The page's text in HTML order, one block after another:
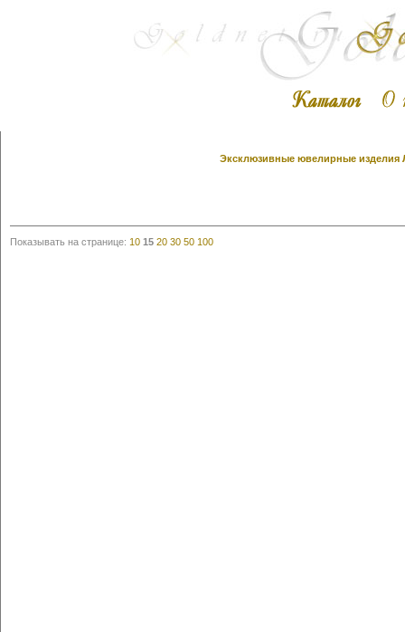
Эксклюзивные ювелирные изделия
Показывать на странице: 10 15 20 30 50 100